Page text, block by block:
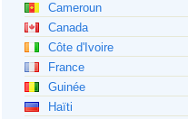
Cameroun
Canada
Côte d'Ivoire
France
Guinée
Haïti